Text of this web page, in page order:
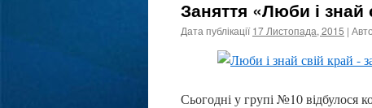
Заняття «Люби і знай
Дата публікації 17 Листопада, 2015 |
Сьогодні у групі №10 відбулося